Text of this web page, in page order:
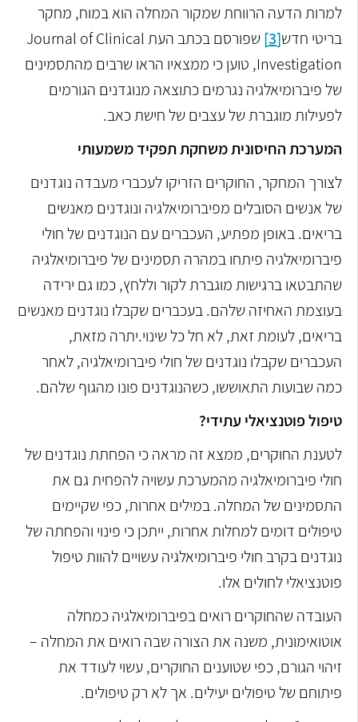
למרות הדעה הרווחת שמקור המחלה הוא במוח, מחקר
בריטי חדש[3]
שפורסם בכתב העת Journal of Clinical
Investigation, טוען כי ממצאיו הראו שרבים מהתסמינים
של פיברומיאלגיה נגרמים כתוצאה מנוגדנים הגורמים
לפעילות מוגברת של עצבים של חישת כאב.
המערכת החיסונית משחקת תפקיד משמעותי
לצורך המחקר, החוקרים הזריקו לעכברי מעבדה נוגדנים
של אנשים הסובלים מפיברומיאלגיה ונוגדנים מאנשים
בריאים. באופן מפתיע, העכברים עם הנוגדנים של חולי
פיברומיאלגיה פיתחו במהרה תסמינים של פיברומיאלגיה
שהתבטאו ברגישות מוגברת לקור וללחץ, כמו גם ירידה
בעוצמת האחיזה שלהם. בעכברים שקבלו נוגדנים מאנשים
בריאים, לעומת זאת, לא חל כל שינוי.יתרה מזאת,
העכברים שקבלו נוגדנים של חולי פיברומיאלגיה, לאחר
כמה שבועות התאוששו, כשהנוגדנים פונו מהגוף שלהם.
טיפול פוטנציאלי עתידי?
לטענת החוקרים, ממצא זה מראה כי הפחתת נוגדנים של
חולי פיברומיאלגיה מהמערכת עשויה להפחית גם את
התסמינים של המחלה. במילים אחרות, כפי שקיימים
טיפולים דומים למחלות אחרות, ייתכן כי פינוי והפחתה של
נוגדנים בקרב חולי פיברומיאלגיה עשויים להוות טיפול
פוטנציאלי לחולים אלו.
העובדה שהחוקרים רואים בפיברומיאלגיה כמחלה
אוטואימונית, משנה את הצורה שבה רואים את המחלה –
זיהוי הגורם, כפי שטוענים החוקרים, עשוי לעודד את
פיתוחם של טיפולים יעילים. אך לא רק טיפולים.